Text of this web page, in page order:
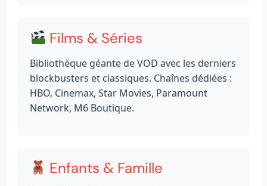
Films & Séries
Bibliothèque géante de VOD avec les derniers
blockbusters et classiques. Chaînes dédiées :
HBO, Cinemax, Star Movies, Paramount
Network, M6 Boutique.
Enfants & Famille